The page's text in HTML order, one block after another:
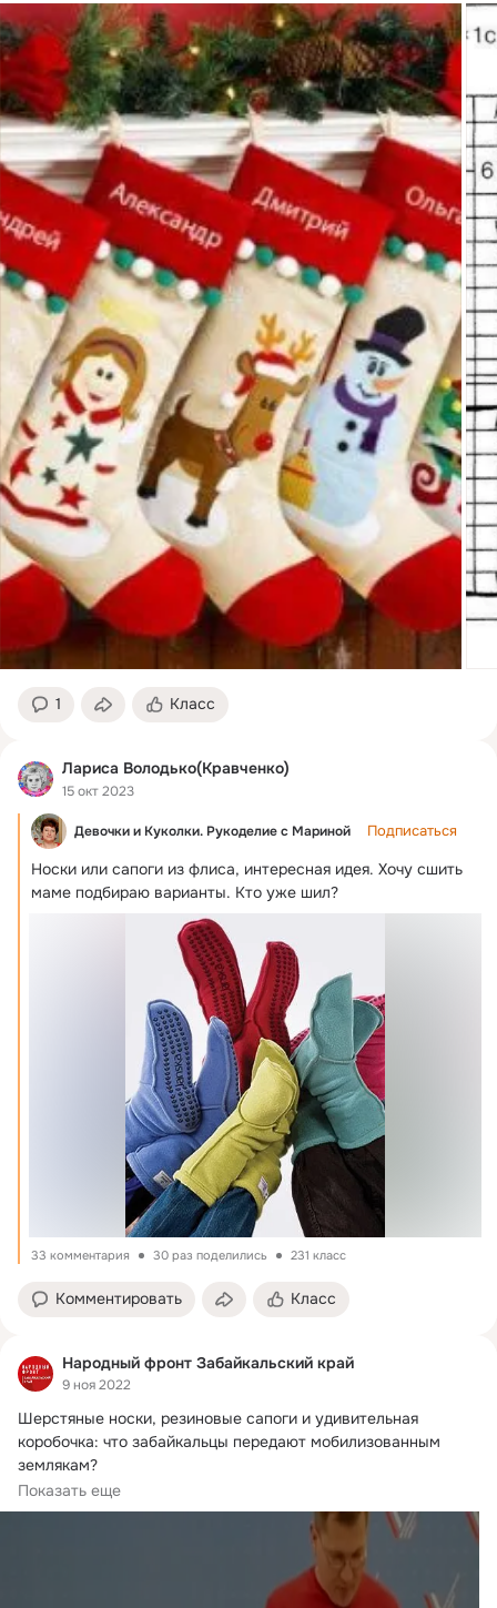
1 Класс
Лариса Володько(Кравченко)
15 окт 2023
Девочки и Куколки. Рукоделие с Мариной Подписаться
Носки или сапоги из флиса, интересная идея. Хочу сшить
маме подбираю варианты. Кто уже шил?
33 комментария 30 раз поделились 231 класс
Комментировать Класс
Народный фронт Забайкальский край
9 ноя 2022
Шерстяные носки, резиновые сапоги и удивительная
коробочка: что забайкальцы передают мобилизованным
землякам?
Вчера сортировали посылки...
Показать еще